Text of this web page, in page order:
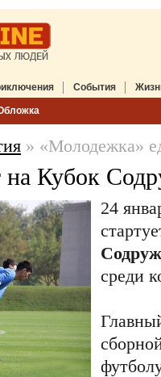
События
» «Молодежка»
Кубок
24
среди